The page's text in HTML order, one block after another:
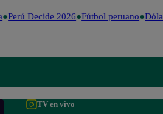
Perú Decide 2026 Fútbol peruano Dólar
TV en vivo